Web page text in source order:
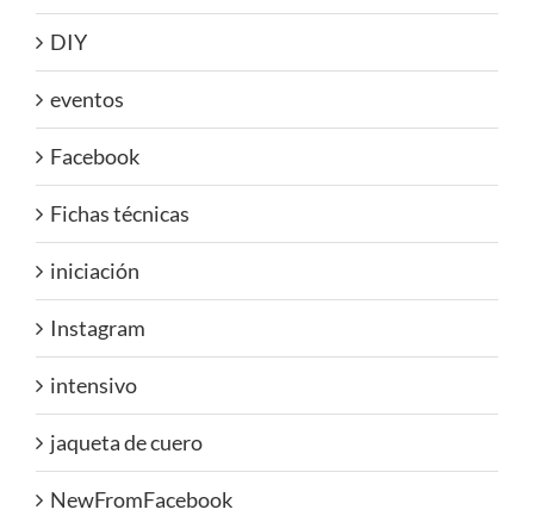
DIY
eventos
Facebook
Fichas técnicas
iniciación
Instagram
intensivo
jaqueta de cuero
NewFromFacebook